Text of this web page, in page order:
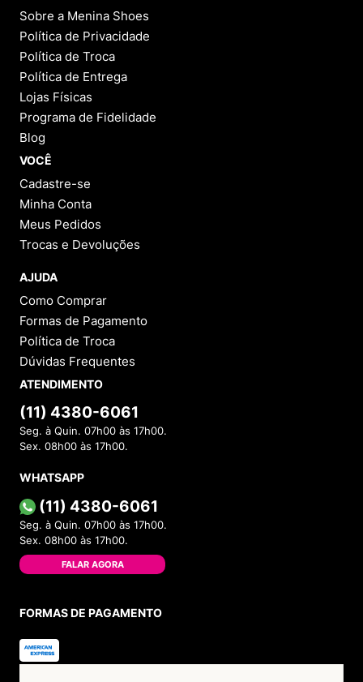
Sobre a Menina Shoes
Política de Privacidade
Política de Troca
Política de Entrega
Lojas Físicas
Programa de Fidelidade
Blog
VOCÊ
Cadastre-se
Minha Conta
Meus Pedidos
Trocas e Devoluções
AJUDA
Como Comprar
Formas de Pagamento
Política de Troca
Dúvidas Frequentes
ATENDIMENTO
(11) 4380-6061
Seg. à Quin. 07h00 às 17h00.
Sex. 08h00 às 17h00.
WHATSAPP
(11) 4380-6061
Seg. à Quin. 07h00 às 17h00.
Sex. 08h00 às 17h00.
FALAR AGORA
FORMAS DE PAGAMENTO